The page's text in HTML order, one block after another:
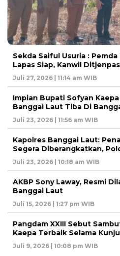
Sekda Saiful Usuria :
Lapas Siap, Kanwil
Juli 27, 2026 | 11:14 am WIB
Impian Bupati Sofyan
Banggai Laut Tiba Di
Juli 23, 2026 | 11:56 am WIB
Kapolres Banggai Laut:
Segera Diberangkatkan,
Juli 23, 2026 | 10:18 am WIB
AKBP Sony Laway, Resmi
Banggai Laut
Juli 15, 2026 | 1:27 pm WIB
Pangdam XXIII Sebut
Kaepa Terbaik Selama
Juli 9, 2026 | 10:08 pm WIB